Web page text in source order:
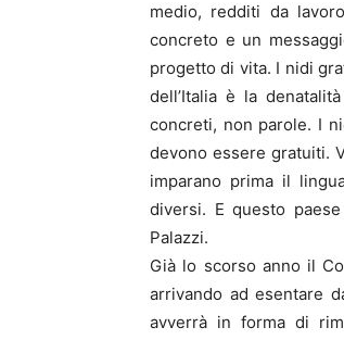
medio, redditi da
concreto e un
progetto di vita. I nidi
dell’Italia è la
concreti, non parole. I
devono essere gratuiti.
imparano prima il
diversi. E questo
Palazzi.
Già lo scorso anno il
arrivando ad esentare
avverrà in forma di